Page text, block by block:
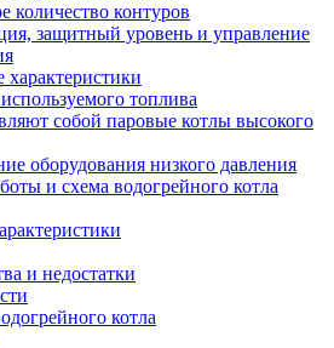
количество контуров
защитный уровень и управление
характеристики
топлива
собой паровые котлы высокого
оборудования низкого давления
и схема водогрейного котла
и недостатки
котла